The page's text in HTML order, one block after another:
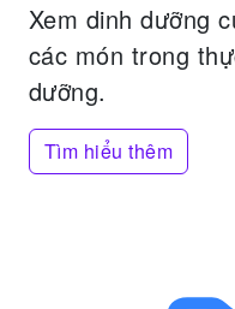
Xem dinh dưỡng
các món trong
dưỡng.
Tìm hiểu thêm